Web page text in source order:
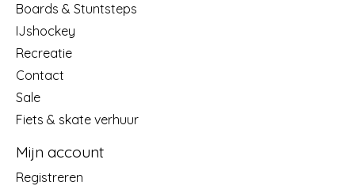
Boards & Stuntsteps
IJshockey
Recreatie
Contact
Sale
Fiets & skate verhuur
Mijn account
Registreren